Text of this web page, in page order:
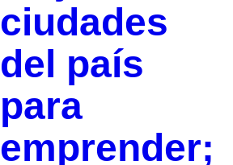
ciudades
del país
para
emprender;